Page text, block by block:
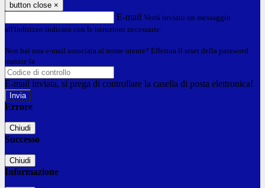
button close ×
E-mail Verrà inviato un messaggio
all'indirizzo indicato con le istruzioni necessarie.
Non hai una e-mail associata al nome utente? Effettua il reset della password
tramite la
E-mail inviata, si prega di controllare la casella di posta elettronica!
Errore
Chiudi
Successo
Chiudi
Informazione